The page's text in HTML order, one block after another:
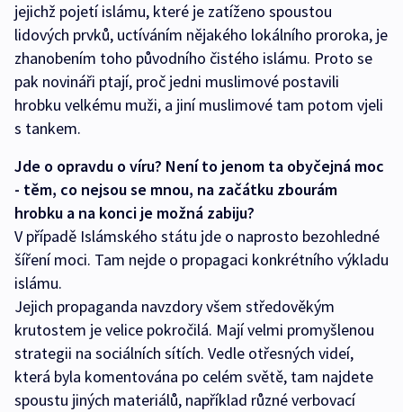
jejichž pojetí islámu, které je zatíženo spoustou
lidových prvků, uctíváním nějakého lokálního proroka, je
zhanobením toho původního čistého islámu. Proto se
pak novináři ptají, proč jedni muslimové postavili
hrobku velkému muži, a jiní muslimové tam potom vjeli
s tankem.
Jde o opravdu o víru? Není to jenom ta obyčejná moc
- těm, co nejsou se mnou, na začátku zbourám
hrobku a na konci je možná zabiju?
V případě Islámského státu jde o naprosto bezohledné
šíření moci. Tam nejde o propagaci konkrétního výkladu
islámu.
Jejich propaganda navzdory všem středověkým
krutostem je velice pokročilá. Mají velmi promyšlenou
strategii na sociálních sítích. Vedle otřesných videí,
která byla komentována po celém světě, tam najdete
spoustu jiných materiálů, například různé verbovací